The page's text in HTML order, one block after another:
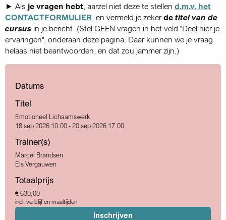
► Als je vragen hebt , aarzel niet deze te stellen d.m.v. het
CONTACTFORMULIER , en vermeld je zekerde titel van de
cursus in je bericht. (Stel GEEN vragen in het veld "Deel hier je
ervaringen", onderaan deze pagina. Daar kunnen we je vraag
helaas niet beantwoorden, en dat zou jammer zijn.)
Datums
Titel
Emotioneel Lichaamswerk
18 sep 2026 10:00 - 20 sep 2026 17:00
Trainer(s)
Marcel Brandsen
Els Vergauwen
Totaalprijs
€ 630,00
incl. verblijf en maaltijden
Inschrijven